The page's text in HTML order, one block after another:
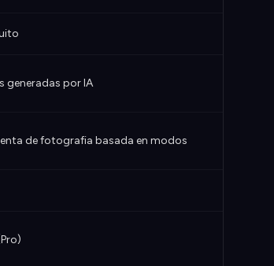
generadas por IA
de fotografia basada en modos